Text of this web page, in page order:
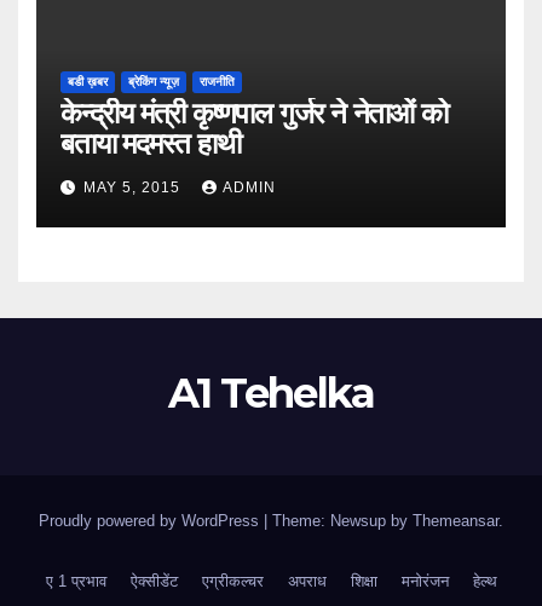
बडी ख़बर ब्रेकिंग न्यूज़ राजनीति
केन्द्रीय मंत्री कृष्णपाल गुर्जर ने नेताओं को
बताया मदमस्त हाथी
MAY 5, 2015 ADMIN
A1 Tehelka
Proudly powered by WordPress Theme: Newsup by Themeansar.
ए 1 प्रभाव ऐक्सीडेंट एग्रीकल्चर अपराध शिक्षा मनोरंजन हेल्थ